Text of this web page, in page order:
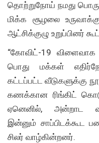
தொற்றுநோய் நமது
மிக்க சூழலை
ஆட்சிக்குழு உறுப்பினர்
“கோவிட்-19
பொது மக்கள்
கட்டப்பட்ட வீடுகளுக்கு
கணக்கான ரிங்கிட்
ஏனெனில், அன்றாட
இன்னும் சாப்பிடக்கூட
சிலர் வாழ்கின்றனர்.